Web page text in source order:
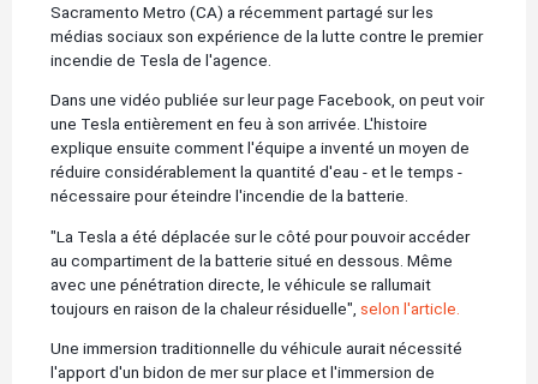
Sacramento Metro (CA) a récemment partagé sur les
médias sociaux son expérience de la lutte contre le premier
incendie de Tesla de l'agence.
Dans une vidéo publiée sur leur page Facebook, on peut voir
une Tesla entièrement en feu à son arrivée. L'histoire
explique ensuite comment l'équipe a inventé un moyen de
réduire considérablement la quantité d'eau - et le temps -
nécessaire pour éteindre l'incendie de la batterie.
"La Tesla a été déplacée sur le côté pour pouvoir accéder
au compartiment de la batterie situé en dessous. Même
avec une pénétration directe, le véhicule se rallumait
toujours en raison de la chaleur résiduelle", selon l'article.
Une immersion traditionnelle du véhicule aurait nécessité
l'apport d'un bidon de mer sur place et l'immersion de